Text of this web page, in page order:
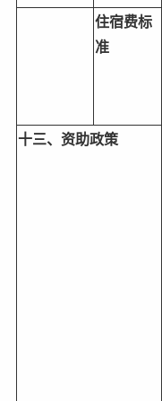
住宿费标
准
十三、资助政策